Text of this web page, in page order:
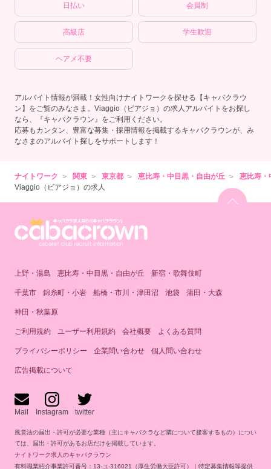
日払い 会員制
高級店 学生歓迎
ヘアメ不要
アルバイト情報が満載！女性向けナイトワークを探せる【キャバクラウ
ン】をご覧のみなさま。Viaggio（ビアジョ）の求人アルバイトをお探し
なら、『キャバクラウン』をご利用ください。
応募もカンタン、豊富な募集・採用情報を掲載するキャバクラウンが、み
なさまのアルバイト探しをサポートします！
ナイトワーク 関東 東京都 恵比寿・中目黒・自由が丘
恵比寿・
Viaggio（ビアジョ）の求人
上野・湯島 恵比寿・中目黒・自由が丘 新宿・歌舞伎町
千葉市 錦糸町・小岩 船橋・市川・津田沼 池袋 蒲田・大森
神田・秋葉原
ご利用規約 ユーザー利用規約 会社概要 よくある質問
プライバシーポリシー 企業問い合わせ 個人問い合わせ
広告掲載について
Mail Instagram twitter
風営法の届出・許可が必要な業種（主にキャバクラなど隣について接客するもの）につい
ては、届出・許可があるお店だけを掲載しています。
ナイトワーク求人のキャバクラウン
有料職業紹介事業許可番号：13-ユ-316021（厚生労働大臣許可）｜特定募集情報等提供